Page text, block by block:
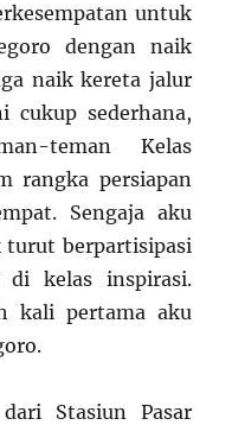
untuk
dengan naik
naik kereta jalur
cukup sederhana,
teman Kelas
rangka persiapan
Sengaja aku
berpartisipasi
di kelas inspirasi.
kali pertama aku
Stasiun Pasar